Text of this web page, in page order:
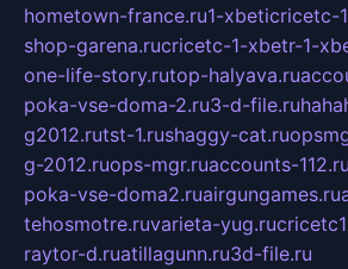
hometown-france.ru1-xbeticricetc-
shop-garena.rucricetc-1-xbetr-1-
one-life-story.rutop-halyava.ru
poka-vse-doma-2.ru3-d-file.ru
g2012.rutst-1.rushaggy-cat.ru
g-2012.ruops-mgr.ruaccounts-112.ru
poka-vse-doma2.ruairgungames.ru
tehosmotre.ruvarieta-yug.ru
raytor-d.ruatillagunn.ru3d-file.ru